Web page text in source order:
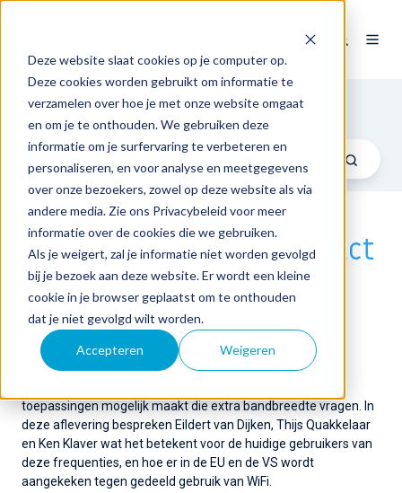
Deze website slaat cookies op je computer op.
Deze cookies worden gebruikt om informatie te
verzamelen over hoe je met onze website omgaat
en om je te onthouden. We gebruiken deze
informatie om je surfervaring te verbeteren en
personaliseren, en voor analyse en meetgegevens
over onze bezoekers, zowel op deze website als via
andere media. Zie ons Privacybeleid voor meer
informatie over de cookies die we gebruiken.
Als je weigert, zal je informatie niet worden gevolgd
bij je bezoek aan deze website. Er wordt een kleine
cookie in je browser geplaatst om te onthouden
dat je niet gevolgd wilt worden.
Accepteren Weigeren
Blog
6G frequenties | De Strict
5G Podcast
Strictop di 2 dec 2025
Met de komst van 6G wordt gekeken naar nieuwe
toepassingen mogelijk maakt die extra bandbreedte vragen. In
deze aflevering bespreken Eildert van Dijken, Thijs Quakkelaar
en Ken Klaver wat het betekent voor de huidige gebruikers van
deze frequenties, en hoe er in de EU en de VS wordt
aangekeken tegen gedeeld gebruik van WiFi.